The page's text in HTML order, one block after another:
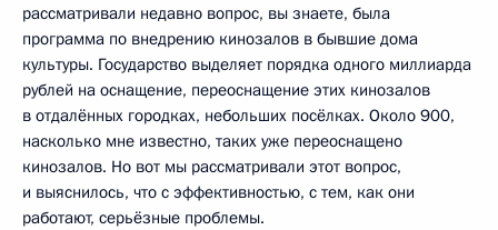
рассматривали недавно вопрос, вы знаете, была
программа по внедрению кинозалов в бывшие дома
культуры. Государство выделяет порядка одного миллиарда
рублей на оснащение, переоснащение этих кинозалов
в отдалённых городках, небольших посёлках. Около 900,
насколько мне известно, таких уже переоснащено
кинозалов. Но вот мы рассматривали этот вопрос,
и выяснилось, что с эффективностью, с тем, как они
работают, серьёзные проблемы.